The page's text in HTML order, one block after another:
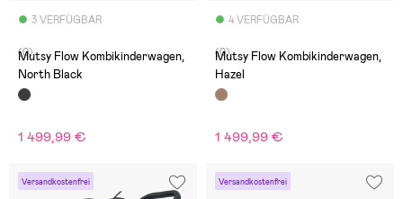
3 VERFÜGBAR
(0)
Mutsy Flow Kombikinderwagen,
North Black
1 499,99 €
4 VERFÜGBAR
(0)
Mutsy Flow Kombikinderwagen,
Hazel
1 499,99 €
Versandkostenfrei Versandkostenfrei